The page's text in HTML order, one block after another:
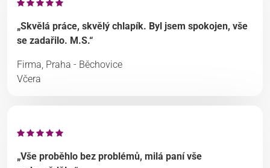
„Skvělá práce, skvělý chlapík. Byl jsem spokojen, vše
se zadařilo. M.S.“
Firma, Praha - Běchovice
Včera
„Vše proběhlo bez problémů, milá paní vše